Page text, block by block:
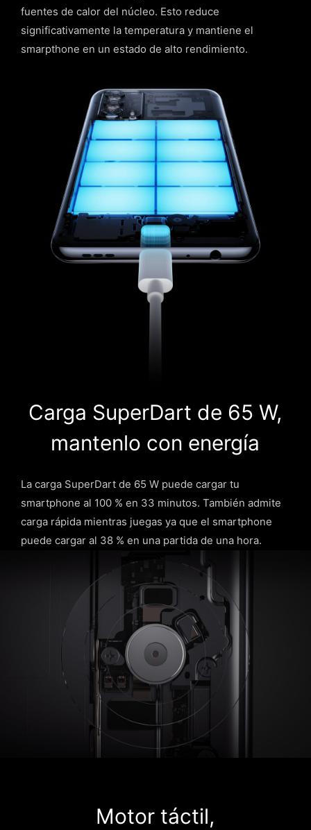
fuentes de calor del núcleo. Esto reduce
significativamente la temperatura y mantiene el
smarpthone en un estado de alto rendimiento.
Carga SuperDart de 65 W,
mantenlo con energía
La carga SuperDart de 65 W puede cargar tu
smartphone al 100 % en 33 minutos. También admite
carga rápida mientras juegas ya que el smartphone
puede cargar al 38 % en una partida de una hora.
Motor táctil,